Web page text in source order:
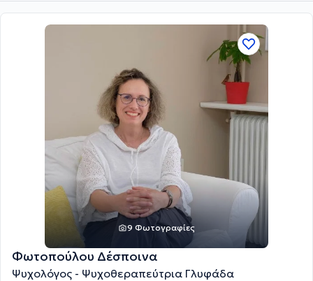
9 Φωτογραφίες
Φωτοπούλου Δέσποινα
Ψυχολόγος - Ψυχοθεραπεύτρια Γλυφάδα